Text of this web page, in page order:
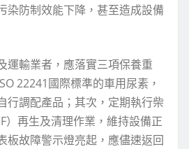
染防制效能下降，甚至造成設備
運輸業者，應落實三項保養重
22241國際標準的車用尿素，
行調配產品；其次，定期執行柴
）再生及清理作業，維持設備正
板故障警示燈亮起，應儘速返回